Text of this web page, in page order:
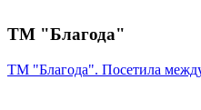
ТМ "Благода"
ТМ "Благода". Посетила